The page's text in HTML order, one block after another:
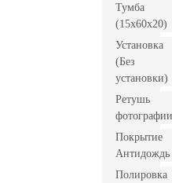
Тумба
(15x60x20)
Установка
(Без
установки)
Ретушь
фотографии
Покрытие
Антидождь
Полировка